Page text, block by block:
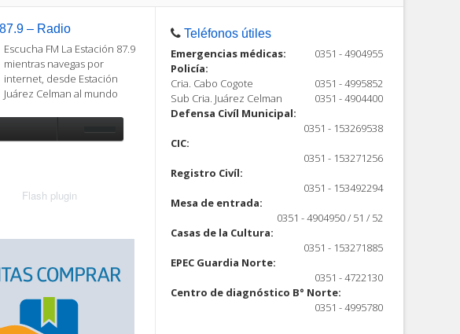
– Radio
Escucha FM La Estación 87.9
mientras navegas por
internet, desde Estación
Juárez Celman al mundo
Flash plugin
Teléfonos útiles
Emergencias médicas:
0351 - 4904955
Policía:
Cria. Cabo Cogote
0351 - 4995852
Sub Cria. Juárez Celman
0351 - 4904400
Defensa Civíl Municipal:
0351 - 153269538
CIC:
0351 - 153271256
Registro Civíl:
0351 - 153492294
Mesa de entrada:
0351 - 4904950 / 51 / 52
Casas de la Cultura:
0351 - 153271885
EPEC Guardia Norte:
0351 - 4722130
Centro de diagnóstico B° Norte:
0351 - 4995780